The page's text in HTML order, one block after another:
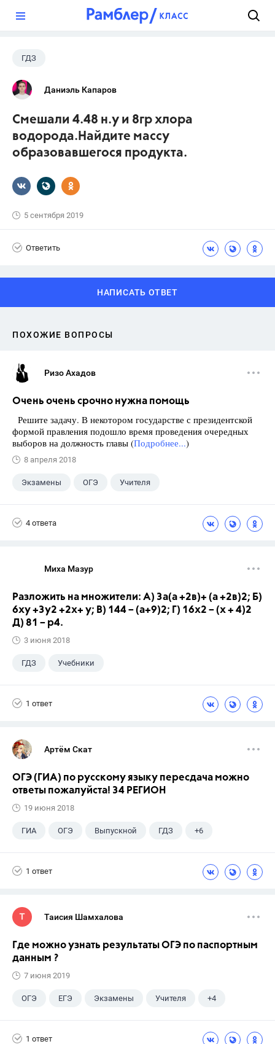
ГДЗ
Даниэль Капаров
Смешали 4.48 н.у и 8гр хлора
водорода.Найдите массу
образовавшегося продукта.
5 сентября 2019
Ответить
НАПИСАТЬ ОТВЕТ
ПОХОЖИЕ ВОПРОСЫ
Ризо Ахадов
Очень очень срочно нужна помощь
Решите задачу. В некотором государстве с президентской
формой правления подошло время проведения очередных
выборов на должность главы (Подробнее...)
8 апреля 2018
Экзамены ОГЭ Учителя
4 ответа
Миха Мазур
Разложить на множители: А) 3а(а +2в)+ (а +2в)2; Б)
6ху +3у2 +2х+ у; В) 144 – (а+9)2; Г) 16х2 – (х + 4)2
Д) 81 – р4.
3 июня 2018
ГДЗ Учебники
1 ответ
Артём Скат
ОГЭ (ГИА) по русскому языку пересдача можно
ответы пожалуйста! 34 РЕГИОН
19 июня 2018
ГИА ОГЭ Выпускной ГДЗ +6
1 ответ
Таисия Шамхалова
Где можно узнать результаты ОГЭ по паспортным
данным ?
7 июня 2019
ОГЭ ЕГЭ Экзамены Учителя +4
1 ответ